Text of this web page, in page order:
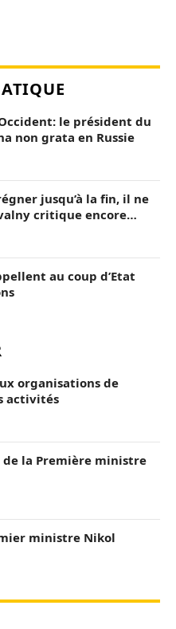
le président du
non grata en Russie
jusqu’à la fin, il ne
critique encore
au coup d’Etat
organisations de
activités
la Première ministre
ministre Nikol